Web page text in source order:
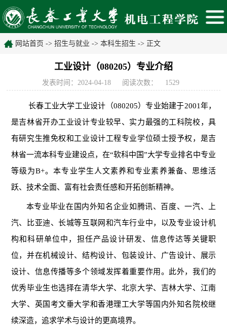
网站首页 -> 招生与就业 -> 本科生招生 -> 正文
工业设计（080205）专业介绍
发表时间：2024-04-18 阅读次数： 1529
长春工业大学工业设计（080205）专业始建于2001年，
是吉林省开办工业设计专业较早、实力最强的工科院校，具
有研究生推免权和工业设计工程专业学位硕士授予权，是吉
林省一流本科专业建设点，在“软科中国”大学专业排名中专业
等级为B+。本专业学生人文素养和专业素养兼备、思维活
跃、技术全面、富有社会责任感和开拓创新精神。
本专业毕业在国内外知名企业如腾讯、百度、一汽、上
汽、比亚迪、长城等互联网和汽车行业中，以及专业设计机
构和科研单位中，担任产品设计研发、信息传达等关键职
位，并在机械设计、结构设计、包装设计、广告设计、展示
设计、信息传播等多个领域发挥着重要作用。此外，我们的
优秀毕业生也选择在清华大学、北京大学、吉林大学、江南
大学、英国考文垂大学和香港理工大学等国内外知名院校继
续深造，追求学术与设计的更高境界。